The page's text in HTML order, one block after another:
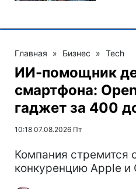
Главная » Бизнес » Tech
ИИ-помощник
смартфона:
гаджет за 400
10:18 07.08.2026 Пт
Компания стремится
конкуренцию Apple и